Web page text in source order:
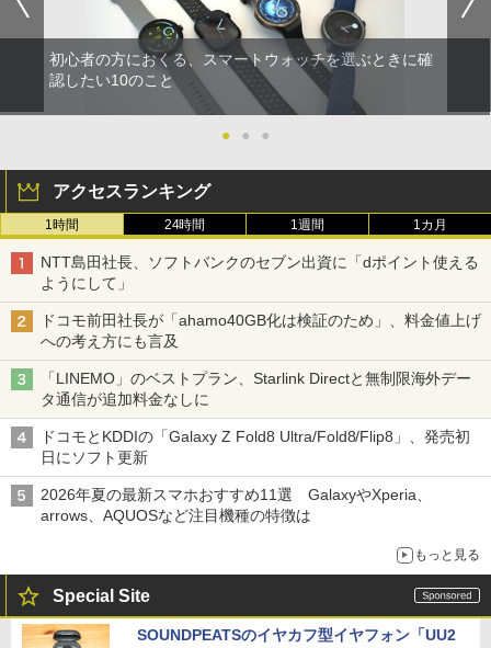
初心者の方におくる、スマートウォッチを選ぶときに確
認したい10のこと
● ● ●
アクセスランキング
1時間 24時間 1週間 1カ月
NTT島田社長、ソフトバンクのセブン出資に「dポイント使える
ようにして」
ドコモ前田社長が「ahamo40GB化は検証のため」、料金値上げ
への考え方にも言及
「LINEMO」のベストプラン、Starlink Directと無制限海外デー
タ通信が追加料金なしに
ドコモとKDDIの「Galaxy Z Fold8 Ultra/Fold8/Flip8」、発売初
日にソフト更新
2026年夏の最新スマホおすすめ11選 GalaxyやXperia、
arrows、AQUOSなど注目機種の特徴は
もっと見る
Special Site
SOUNDPEATSのイヤカフ型イヤフォン「UU2